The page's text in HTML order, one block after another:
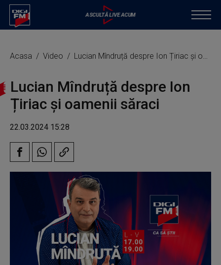
Acasa Video Lucian Mîndruță despre Ion Țiriac și oamenii săraci
Lucian Mîndruță despre Ion
Țiriac și oamenii săraci
22.03.2024 15:28